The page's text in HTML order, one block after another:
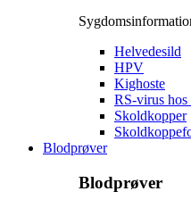
Helvedesild
HPV
Kighoste
RS-virus hos
Skoldkopper
Blodprøver
Blodprøver